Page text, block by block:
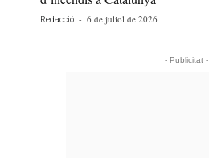
Redacció - 6 de juliol de 2026
- Publicitat -